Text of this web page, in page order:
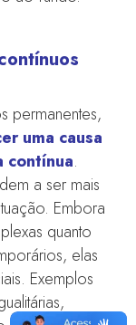
permanentes,
uma causa
contínua.
a ser mais
Embora
quanto
elas
Exemplos